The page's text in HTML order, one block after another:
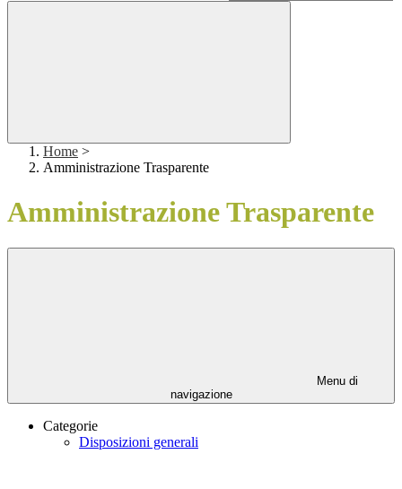
Home >
Amministrazione Trasparente
Amministrazione Trasparente
Menu di
navigazione
Categorie
Disposizioni generali